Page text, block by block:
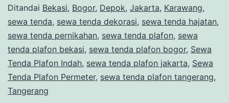
Ditandai Bekasi, Bogor, Depok, Jakarta, Karawang,
sewa tenda, sewa tenda dekorasi, sewa tenda hajatan,
sewa tenda pernikahan, sewa tenda plafon, sewa
tenda plafon bekasi, sewa tenda plafon bogor, Sewa
Tenda Plafon Indah, sewa tenda plafon jakarta, Sewa
Tenda Plafon Permeter, sewa tenda plafon tangerang,
Tangerang